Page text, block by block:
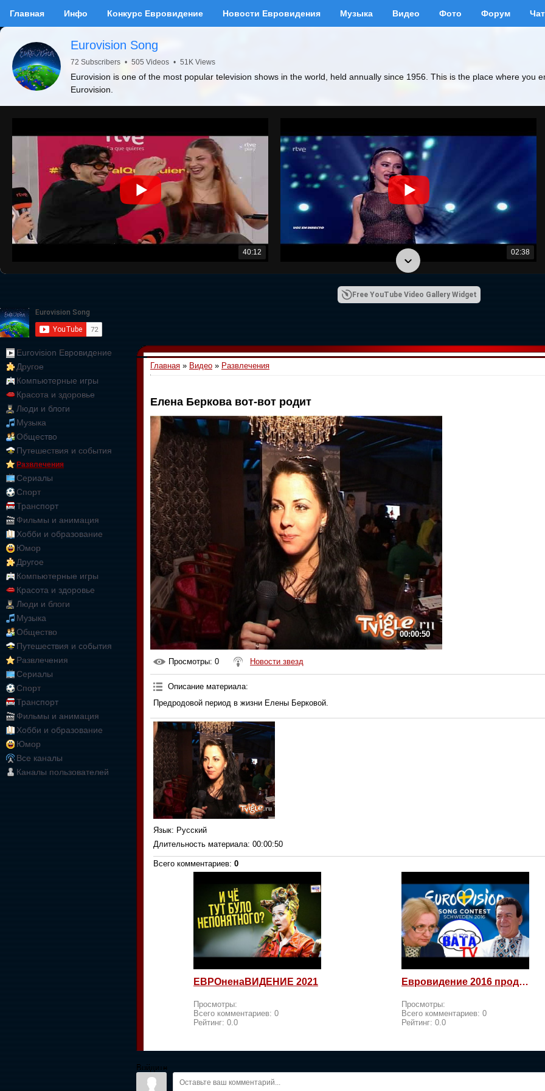
Главная Инфо Конкурс Евровидение Новости Евровидения Музыка Видео Фото Форум Чат
Eurovision Song
72 Subscribers • 505 Videos • 51K Views
Eurovision is one of the most popular television shows in the world, held annually since 1956. This is the place where you
Eurovision.
40:12 02:38
01:09:10
Free YouTube Video Gallery Widget
Eurovision Евровидение
Другое
Компьютерные игры
Красота и здоровье
Люди и блоги
Музыка
Общество
Путешествия и события
Развлечения
Сериалы
Спорт
Транспорт
Фильмы и анимация
Хобби и образование
Юмор
Другое
Компьютерные игры
Красота и здоровье
Люди и блоги
Музыка
Общество
Путешествия и события
Развлечения
Сериалы
Спорт
Транспорт
Фильмы и анимация
Хобби и образование
Юмор
Все каналы
Каналы пользователей
Главная » Видео » Развлечения
Елена Беркова вот-вот родит
00:00:50
Просмотры: 0 Новости звезд
Описание материала:
Предродовой период в жизни Елены Берковой.
Язык: Русский
Длительность материала: 00:00:50
Всего комментариев: 0
ЕВРОненаВИДЕНИЕ 2021
Просмотры:
Всего комментариев: 0
Рейтинг: 0.0
Евровидение 2016 продолжается! Россия возмущается и посылает
Просмотры:
Всего комментариев: 0
Рейтинг: 0.0
Войдите: